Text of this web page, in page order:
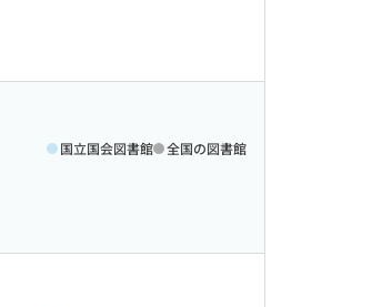
国立国会図書館 全国の図書館